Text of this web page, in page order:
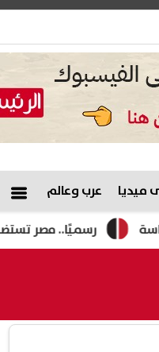
ميديا عرب وعالم
رسميًا.. مصر تستضيف أمم أفريقيا تحت 23 عامًا